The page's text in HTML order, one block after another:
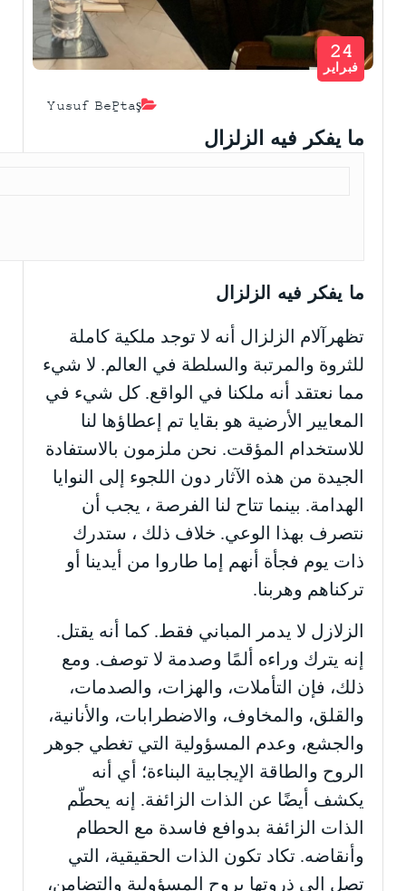
Yusuf Beğtaş
24
فبراير
ما يفكر فيه الزلزال
ما يفكر فيه الزلزال
تظهرآلام الزلزال أنه لا توجد ملكية كاملة
للثروة والمرتبة والسلطة في العالم. لا شيء
مما نعتقد أنه ملكنا في الواقع. كل شيء في
المعايير الأرضية هو بقايا تم إعطاؤها لنا
للاستخدام المؤقت. نحن ملزمون بالاستفادة
الجيدة من هذه الآثار دون اللجوء إلى النوايا
الهدامة. بينما تتاح لنا الفرصة ، يجب أن
نتصرف بهذا الوعي. خلاف ذلك ، ستدرك
ذات يوم فجأة أنهم إما طاروا من أيدينا أو
تركناهم وهربنا.
الزلازل لا يدمر المباني فقط. كما أنه يقتل.
إنه يترك وراءه ألمًا وصدمة لا توصف. ومع
ذلك، فإن التأملات، والهزات، والصدمات،
والقلق، والمخاوف، والاضطرابات، والأنانية،
والجشع، وعدم المسؤولية التي تغطي جوهر
الروح والطاقة الإيجابية البناءة؛ أي أنه
يكشف أيضًا عن الذات الزائفة. إنه يحطّم
الذات الزائفة بدوافع فاسدة مع الحطام
وأنقاضه. تكاد تكون الذات الحقيقية، التي
تصل إلى ذروتها بروح المسؤولية والتضامن،